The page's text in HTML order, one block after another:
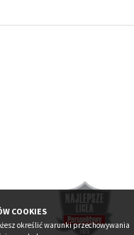
COOKIES
określić warunki przechowywania